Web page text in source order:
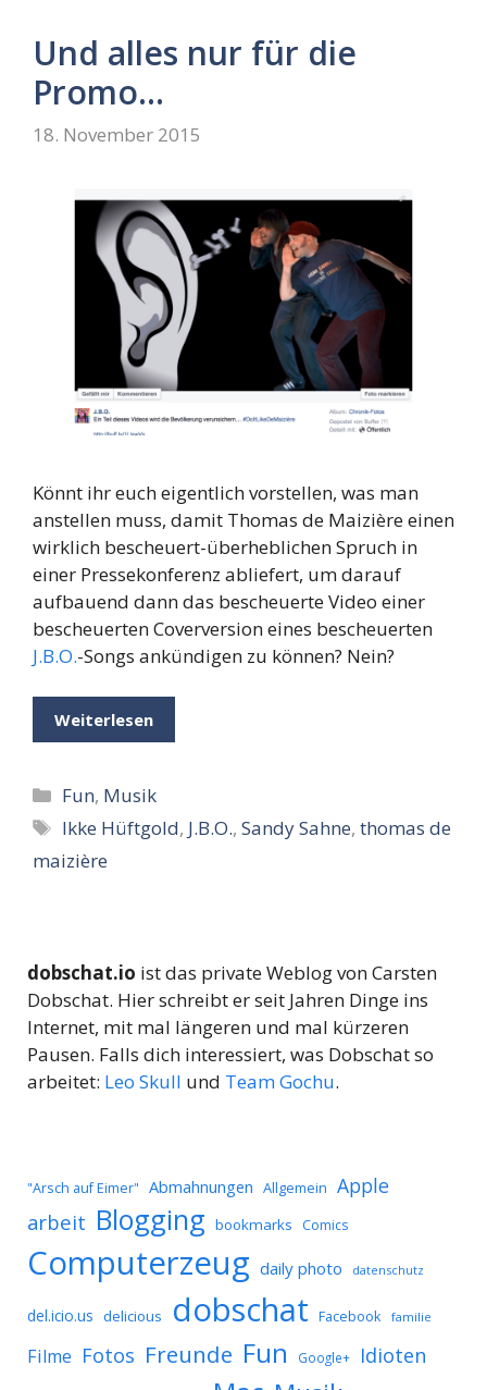
Und alles nur für die
Promo…
18. November 2015
Könnt ihr euch eigentlich vorstellen, was man
anstellen muss, damit Thomas de Maizière einen
wirklich bescheuert-überheblichen Spruch in
einer Pressekonferenz abliefert, um darauf
aufbauend dann das bescheuerte Video einer
bescheuerten Coverversion eines bescheuerten
J.B.O.-Songs ankündigen zu können? Nein?
Weiterlesen
Kategorien
Fun, Musik
Schlagwörter
Ikke Hüftgold, J.B.O.,Sandy Sahne,thomas de
maizière
dobschat.io ist das private Weblog von Carsten
Dobschat. Hier schreibt er seit Jahren Dinge ins
Internet, mit mal längeren und mal kürzeren
Pausen. Falls dich interessiert, was Dobschat so
arbeitet: Leo Skull und Team Gochu.
"Arsch auf Eimer" Abmahnungen Allgemein Apple
arbeit Blogging bookmarks Comics
Computerzeug daily photo datenschutz
del.icio.us delicious dobschat Facebook familie
Filme Fotos Freunde Fun Google+ Idioten